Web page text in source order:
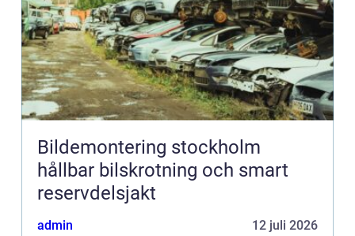
Bildemontering stockholm
hållbar bilskrotning och smart
reservdelsjakt
admin 12 juli 2026